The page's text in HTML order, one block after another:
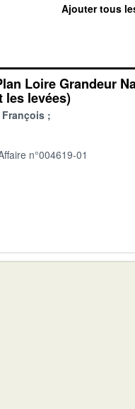
Ajouter tous
Loire Grandeur
les levées)
François
n°004619-01